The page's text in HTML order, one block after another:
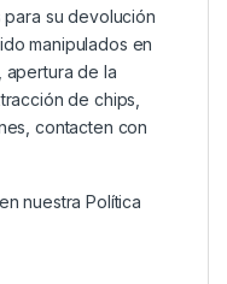
para su devolución
manipulados en
apertura de la
de chips,
contacten con
nuestraPolítica